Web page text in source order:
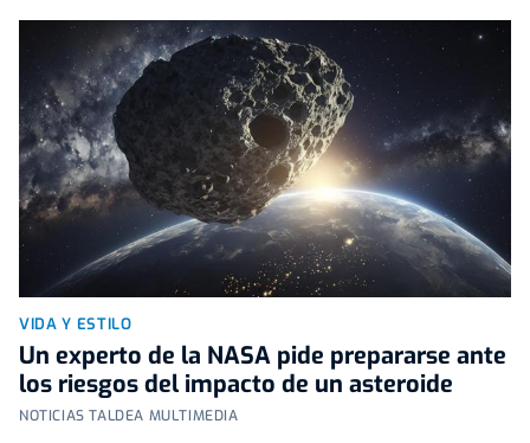
VIDA Y ESTILO
Un experto de la NASA pide prepararse ante
los riesgos del impacto de un asteroide
NOTICIAS TALDEA MULTIMEDIA